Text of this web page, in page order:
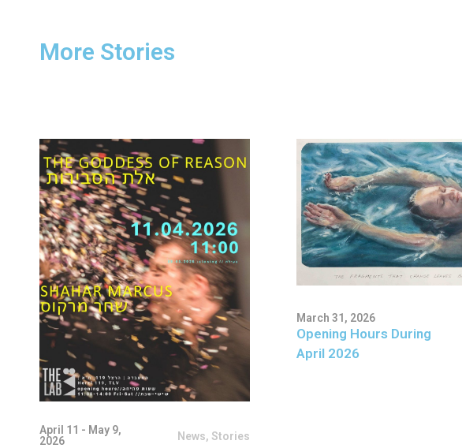
More Stories
April 11 - May 9,
2026
News, Stories
March 31, 2026
Opening Hours During
April 2026